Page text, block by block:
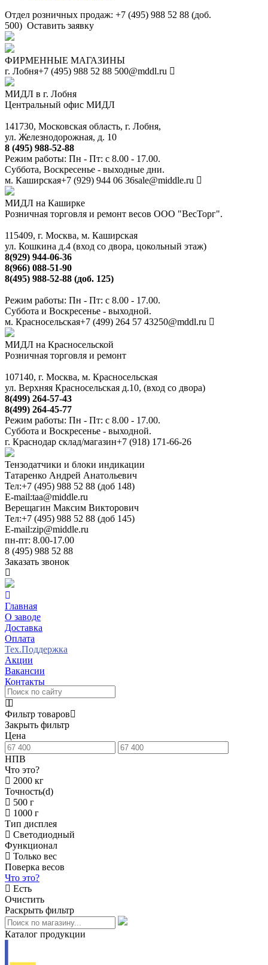
Отдел розничных продаж: +7 (495) 988 52 88 (доб.
500) Оставить заявку
ФИРМЕННЫЕ МАГАЗИНЫ
г. Лобня+7 (495) 988 52 88 500@mddl.ru
МИДЛ в г. Лобня
Центральный офис МИДЛ
141730, Московская область, г. Лобня,
ул. Железнодорожная, д. 10
8 (495) 988-52-88
Режим работы: Пн - Пт: с 8.00 - 17.00.
Суббота, Воскресенье - выходные дни.
м. Каширская+7 (929) 944 06 36sale@middle.ru
МИДЛ на Каширке
Розничная торговля и ремонт весов ООО "ВесТорг".
115409, г. Москва, м. Каширская
ул. Кошкина д.4 (вход со двора, цокольный этаж)
8(929) 944-06-36
8(966) 088-51-90
8(495) 988-52-88 (доб. 125)
Режим работы: Пн - Пт: с 8.00 - 17.00.
Суббота и Воскресенье - выходной.
м. Красносельская+7 (499) 264 57 43250@mddl.ru
МИДЛ на Красносельской
Розничная торговля и ремонт
107140, г. Москва, м. Красносельская
ул. Верхняя Красносельская д.10, (вход со двора)
8(499) 264-57-43
8(499) 264-45-77
Режим работы: Пн - Пт: с 8.00 - 17.00.
Суббота и Воскресенье - выходной.
г. Краснодар склад/магазин+7 (918) 171-66-26
Тензодатчики и блоки индикации
Татаренко Андрей Анатольевич
Тел:+7 (495) 988 52 88 (доб 148)
E-mail:taa@middle.ru
Верещагин Максим Викторович
Тел:+7 (495) 988 52 88 (доб 145)
E-mail:zip@middle.ru
пн-пт: 8.00-17.00
8 (495) 988 52 88
Заказать звонок
Главная
О заводе
Доставка
Оплата
Тех.Поддержка
Акции
Вакансии
Контакты
Фильтр товаров
Закрыть фильтр
Цена
НПВ
Что это?
2000 кг
Точность(d)
500 г
1000 г
Тип дисплея
Светодиодный
Функционал
Только вес
Поверка весов
Что это?
Есть
Очистить
Раскрыть фильтр
Каталог продукции